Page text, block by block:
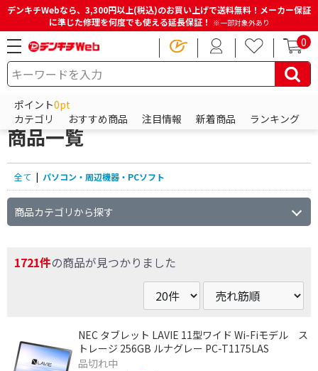
デンキチWebなら、3,300円以上(税込)のお買い上げで送料無料！メーカー保証
に準じた修理を何度でも使える延長保証！ ※一部対象外あり
0
ポイント0pt
カテゴリ
おすすめ商品 注目情報 新着商品 ランキング
HOME 商品一覧ページ パソコン・周辺機器・PCソフト
パソコン・周辺機器・PCソフトの
商品一覧
全て | パソコン・周辺機器・PCソフト
商品カテゴリから探す
1721件の商品が見つかりました
NEC タブレット LAVIE 11型ワイド Wi-Fiモデル ス
トレージ 256GB ルナグレー PC-T1175LAS
品切れ中